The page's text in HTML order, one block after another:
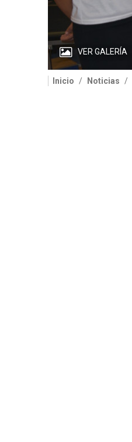
VER GALERÍA
Inicio Noticias